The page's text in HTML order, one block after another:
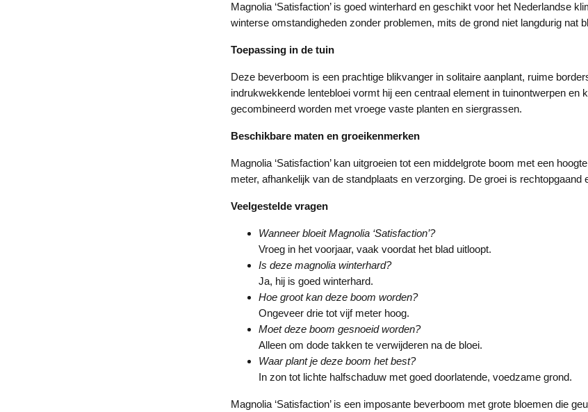
Magnolia ‘Satisfaction’ is goed winterhard en geschikt voor het Nederlandse
winterse omstandigheden zonder problemen, mits de grond niet langdurig nat
Toepassing in de tuin
Deze beverboom is een prachtige blikvanger in solitaire aanplant, ruime
indrukwekkende lentebloei vormt hij een centraal element in tuinontwerpen en
gecombineerd worden met vroege vaste planten en siergrassen.
Beschikbare maten en groeikenmerken
Magnolia ‘Satisfaction’ kan uitgroeien tot een middelgrote boom met een
meter, afhankelijk van de standplaats en verzorging. De groei is rechtopgaand
Veelgestelde vragen
Wanneer bloeit Magnolia ‘Satisfaction’?
Vroeg in het voorjaar, vaak voordat het blad uitloopt.
Is deze magnolia winterhard?
Ja, hij is goed winterhard.
Hoe groot kan deze boom worden?
Ongeveer drie tot vijf meter hoog.
Moet deze boom gesnoeid worden?
Alleen om dode takken te verwijderen na de bloei.
Waar plant je deze boom het best?
In zon tot lichte halfschaduw met goed doorlatende, voedzame grond.
Magnolia ‘Satisfaction’ is een imposante beverboom met grote bloemen die